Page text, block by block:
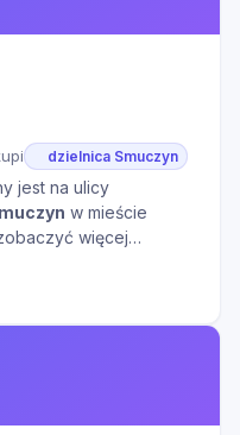
dzielnica Smuczyn
jest na ulicy
w mieście
więcej